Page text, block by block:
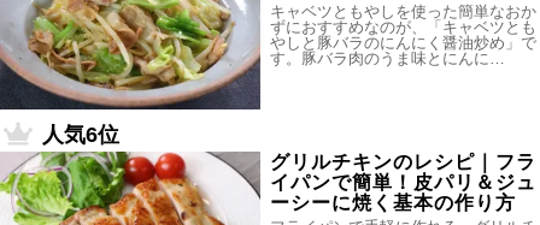
キャベツともやしを使った簡単なおか
ずにおすすめなのが、「キャベツとも
やしと豚バラのにんにく醤油炒め」で
す。豚バラ肉のうま味とにんに…
人気6位
グリルチキンのレシピ｜フラ
イパンで簡単！皮パリ＆ジュ
ーシーに焼く基本の作り方